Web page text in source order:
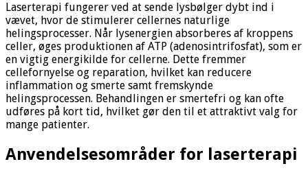
Laserterapi fungerer ved at sende lysbølger dybt ind i
vævet, hvor de stimulerer cellernes naturlige
helingsprocesser. Når lysenergien absorberes af kroppens
celler, øges produktionen af ATP (adenosintrifosfat), som er
en vigtig energikilde for cellerne. Dette fremmer
cellefornyelse og reparation, hvilket kan reducere
inflammation og smerte samt fremskynde
helingsprocessen. Behandlingen er smertefri og kan ofte
udføres på kort tid, hvilket gør den til et attraktivt valg for
mange patienter.
Anvendelsesområder for laserterapi